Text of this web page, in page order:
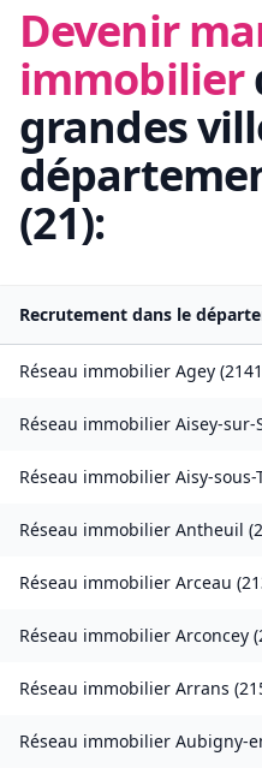
Devenir
immobilier
grandes
(21):
Recrutement dans le
Réseau immobilier Agey (
Réseau immobilier Aisey-sur-
Réseau immobilier Aisy-sous-
Réseau immobilier Antheuil (
Réseau immobilier Arceau (
Réseau immobilier Arconcey (
Réseau immobilier Arrans (
Réseau immobilier Aubigny-